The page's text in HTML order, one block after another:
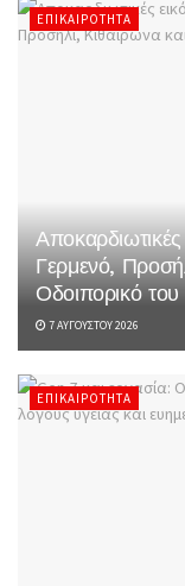
ΕΠΙΚΑΙΡΌΤΗΤΑ
Γερμενό,
Οδοιπορικό
7 ΑΥΓΟΎΣΤΟΥ 2026
ΕΠΙΚΑΙΡΌΤΗΤΑ